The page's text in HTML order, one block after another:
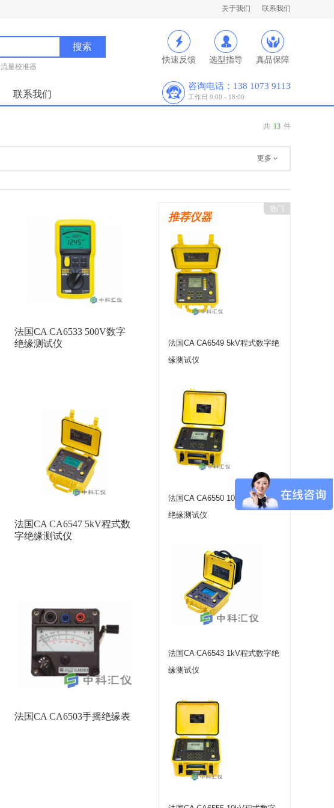
关于我们 联系我们
快速反馈 选型指导 真品保障
流量校准器
联系我们
咨询电话：138 1073 9113
工作日 9:00 - 18:00
共 13 件
更多
法国CA CA6533 500V数字
绝缘测试仪
法国CA CA6547 5kV程式数
字绝缘测试仪
法国CA CA6503手摇绝缘表
热门
推荐仪器
法国CA CA6549 5kV程式数字绝
缘测试仪
法国CA CA6550 10kV程式数字
绝缘测试仪
法国CA CA6543 1kV程式数字绝
缘测试仪